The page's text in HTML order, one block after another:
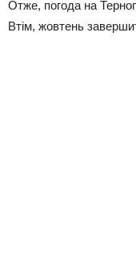
Отже, погода на
Втім, жовтень